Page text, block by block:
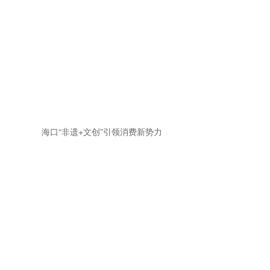
海口“非遗+文创”引领消费新势力